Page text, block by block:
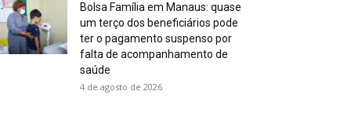
Bolsa Família em Manaus: quase
um terço dos beneficiários pode
ter o pagamento suspenso por
falta de acompanhamento de
saúde
4 de agosto de 2026